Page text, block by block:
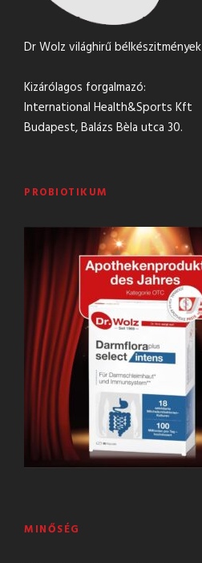
Dr Wolz világhirű bélkészitmények
Kizárólagos forgalmazó:
International Health&Sports Kft
Budapest, Balázs Bèla utca 30.
PROBIOTIKUM
MINŐSÉG